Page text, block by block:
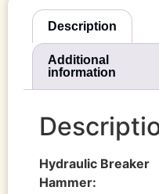
Description
Additional
information
Hydraulic Breaker
Hammer: